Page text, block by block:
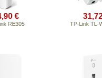
€
RE305 TP-Link TL-